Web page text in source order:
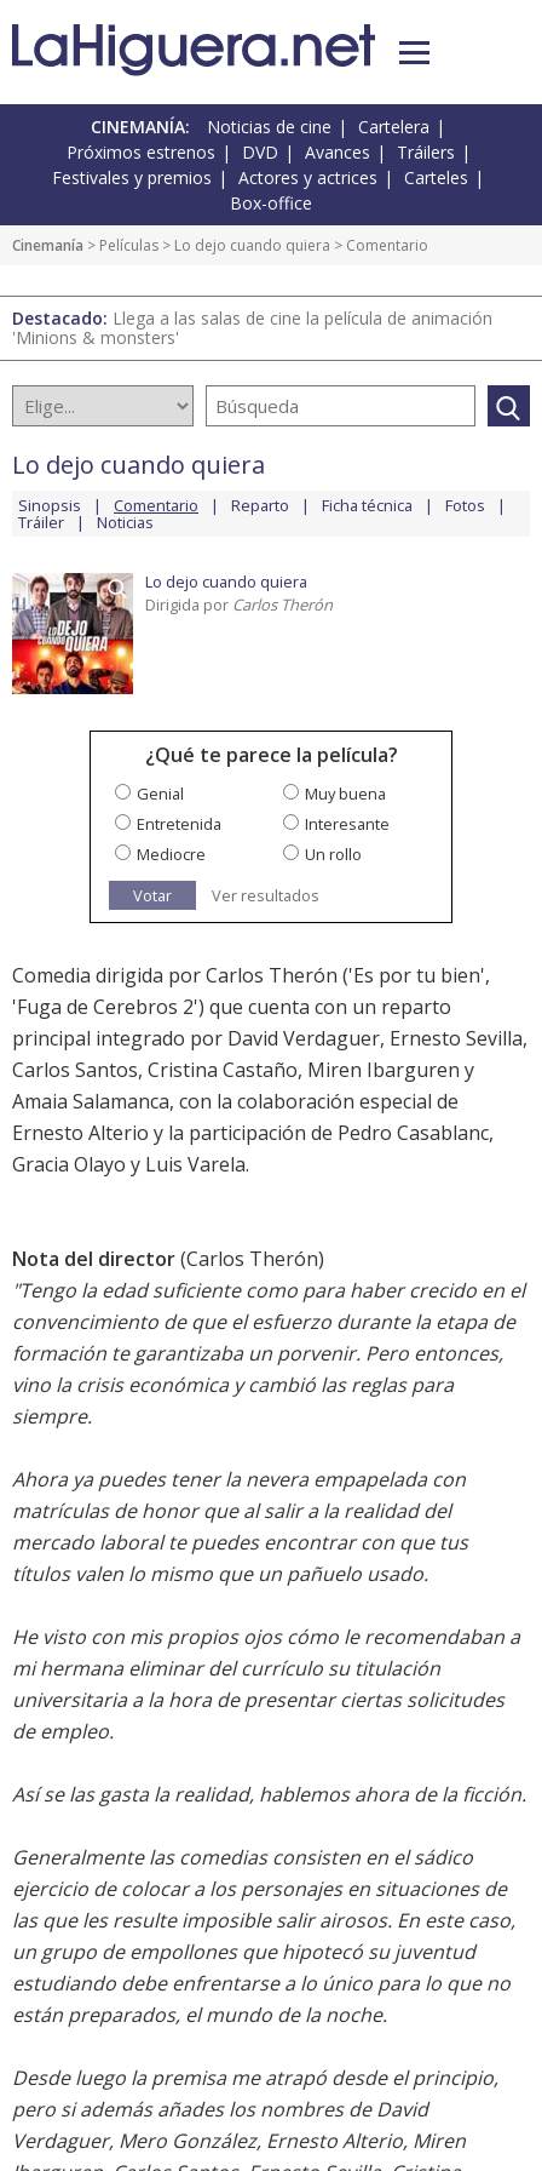
CINEMANÍA: Noticias de cine
Cartelera
Próximos estrenos
DVD Avances
Tráilers
Festivales y premios
Actores y actrices
Carteles
Box-office
Cinemanía > Películas > Lo dejo cuando quiera > Comentario
Destacado: Llega a las salas de cine la película de animación
'Minions & monsters'
Lo dejo cuando quiera
Sinopsis Comentario Reparto Ficha técnica Fotos
Tráiler Noticias
Lo dejo cuando quiera
Dirigida por Carlos Therón
¿Qué te parece la película?
Genial
Muy buena
Entretenida
Interesante
Mediocre
Un rollo
Votar
Ver resultados
Comedia dirigida por Carlos Therón ('Es por tu bien',
'Fuga de Cerebros 2') que cuenta con un reparto
principal integrado por David Verdaguer, Ernesto Sevilla,
Carlos Santos, Cristina Castaño, Miren Ibarguren y
Amaia Salamanca, con la colaboración especial de
Ernesto Alterio y la participación de Pedro Casablanc,
Gracia Olayo y Luis Varela.
Nota del director(Carlos Therón)
"Tengo la edad suficiente como para haber crecido en el
convencimiento de que el esfuerzo durante la etapa de
formación te garantizaba un porvenir. Pero entonces,
vino la crisis económica y cambió las reglas para
siempre.
Ahora ya puedes tener la nevera empapelada con
matrículas de honor que al salir a la realidad del
mercado laboral te puedes encontrar con que tus
títulos valen lo mismo que un pañuelo usado.
He visto con mis propios ojos cómo le recomendaban a
mi hermana eliminar del currículo su titulación
universitaria a la hora de presentar ciertas solicitudes
de empleo.
Así se las gasta la realidad, hablemos ahora de la ficción.
Generalmente las comedias consisten en el sádico
ejercicio de colocar a los personajes en situaciones de
las que les resulte imposible salir airosos. En este caso,
un grupo de empollones que hipotecó su juventud
estudiando debe enfrentarse a lo único para lo que no
están preparados, el mundo de la noche.
Desde luego la premisa me atrapó desde el principio,
pero si además añades los nombres de David
Verdaguer, Mero González, Ernesto Alterio, Miren